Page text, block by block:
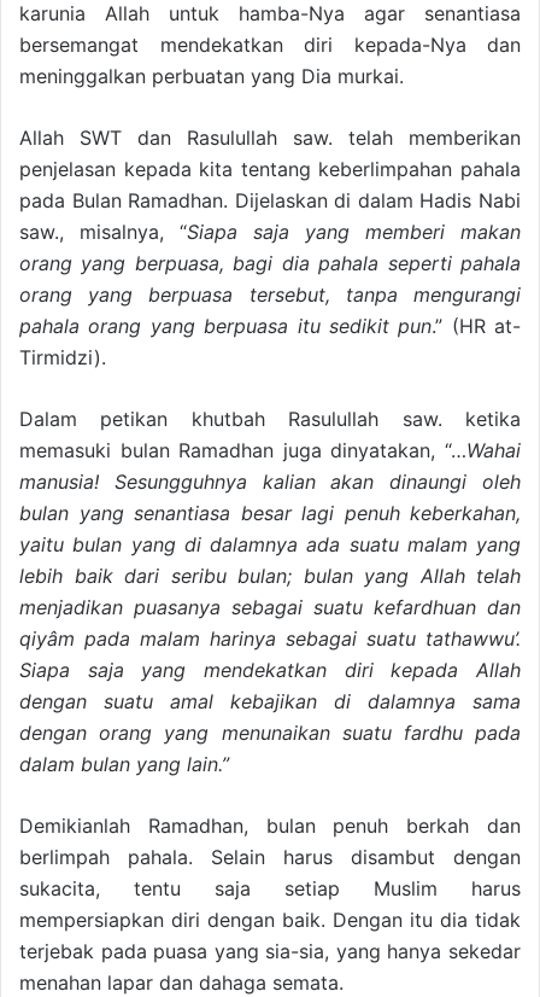
karunia Allah untuk hamba-Nya agar senantiasa
bersemangat mendekatkan diri kepada-Nya dan
meninggalkan perbuatan yang Dia murkai.
Allah SWT dan Rasulullah saw. telah memberikan
penjelasan kepada kita tentang keberlimpahan pahala
pada Bulan Ramadhan. Dijelaskan di dalam Hadis Nabi
saw., misalnya, “Siapa saja yang memberi makan
orang yang berpuasa, bagi dia pahala seperti pahala
orang yang berpuasa tersebut, tanpa mengurangi
pahala orang yang berpuasa itu sedikit pun.” (HR at-
Tirmidzi).
Dalam petikan khutbah Rasulullah saw. ketika
memasuki bulan Ramadhan juga dinyatakan, “…Wahai
manusia! Sesungguhnya kalian akan dinaungi oleh
bulan yang senantiasa besar lagi penuh keberkahan,
yaitu bulan yang di dalamnya ada suatu malam yang
lebih baik dari seribu bulan; bulan yang Allah telah
menjadikan puasanya sebagai suatu kefardhuan dan
qiyâm pada malam harinya sebagai suatu tathawwu’.
Siapa saja yang mendekatkan diri kepada Allah
dengan suatu amal kebajikan di dalamnya sama
dengan orang yang menunaikan suatu fardhu pada
dalam bulan yang lain.”
Demikianlah Ramadhan, bulan penuh berkah dan
berlimpah pahala. Selain harus disambut dengan
sukacita, tentu saja setiap Muslim harus
mempersiapkan diri dengan baik. Dengan itu dia tidak
terjebak pada puasa yang sia-sia, yang hanya sekedar
menahan lapar dan dahaga semata.